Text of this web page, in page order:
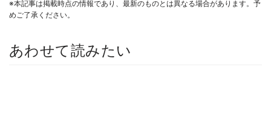
※本記事は掲載時点の情報であり、最新のものとは異なる場合があります。予
めご了承ください。
あわせて読みたい